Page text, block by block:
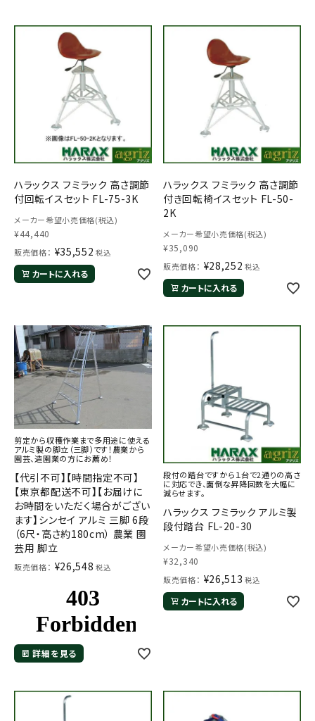
ハラックス フミラック 高さ調節
付回転イスセット FL-75-3K
メーカー希望小売価格(税込)
¥44,440
販売価格： ¥35,552 税込
カートに入れる
ハラックス フミラック 高さ調節
付き回転椅イスセット FL-50-
2K
メーカー希望小売価格(税込)
¥35,090
販売価格： ¥28,252 税込
カートに入れる
剪定から収穫作業まで多用途に使える
アルミ製の脚立（三脚）です！農業から
園芸、造園業の方にお薦め！
【代引不可】【時間指定不可】
【東京都配送不可】【お届けに
お時間をいただく場合がござい
ます】シンセイ アルミ 三脚 6段
（6尺・高さ約180cm） 農業 園
芸用 脚立
販売価格： ¥26,548 税込
詳細を見る
段付の踏台ですから１台で2通りの高さ
に対応でき、面倒な昇降回数を大幅に
減らせます。
ハラックス フミラック アルミ製
段付踏台 FL-20-30
メーカー希望小売価格(税込)
¥32,340
販売価格： ¥26,513 税込
カートに入れる